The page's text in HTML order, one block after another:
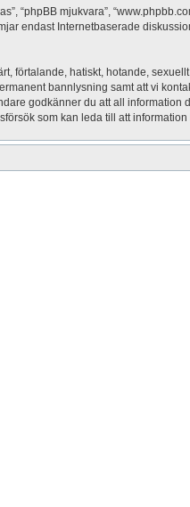
“phpBB mjukvara”,
endast Internetbaserade
förtalande, hatiskt, hotande,
bannlysning samt att vi
godkänner du att all
som kan leda till att